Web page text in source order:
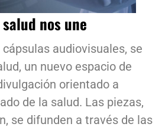
nos une
audiovisuales, se
un nuevo espacio de
orientado a
de la salud. Las piezas,
se difunden a través de las